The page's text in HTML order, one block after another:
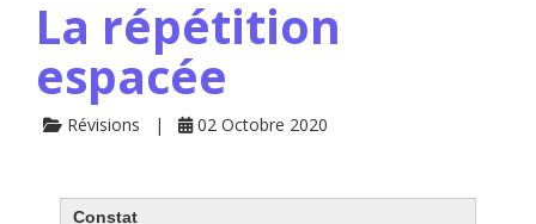
La répétition
espacée
Révisions 02 Octobre 2020
Constat